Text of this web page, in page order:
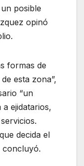
posible
opinó
formas de
esta zona”,
“un
ejidatarios,
decida el
concluyó.